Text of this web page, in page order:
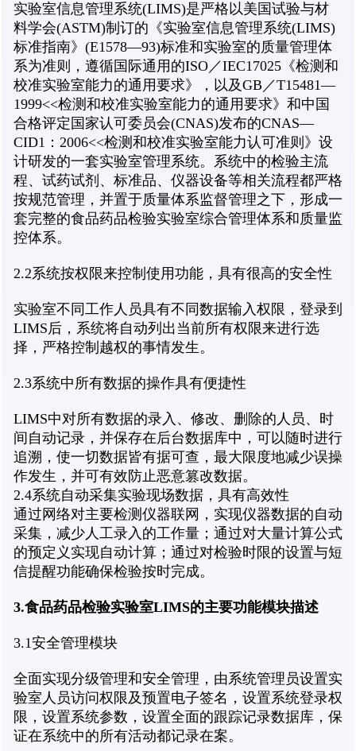
实验室信息管理系统(LIMS)是严格以美国试验与材
料学会(ASTM)制订的《实验室信息管理系统(LIMS)
标准指南》(E1578—93)标准和实验室的质量管理体
系为准则，遵循国际通用的ISO／IEC17025《检测和
校准实验室能力的通用要求》，以及GB／T15481—
1999<<检测和校准实验室能力的通用要求》和中国
合格评定国家认可委员会(CNAS)发布的CNAS—
CID1：2006<<检测和校准实验室能力认可准则》设
计研发的一套实验室管理系统。系统中的检验主流
程、试药试剂、标准品、仪器设备等相关流程都严格
按规范管理，并置于质量体系监督管理之下，形成一
套完整的食品药品检验实验室综合管理体系和质量监
控体系。
2.2系统按权限来控制使用功能，具有很高的安全性
实验室不同工作人员具有不同数据输入权限，登录到
LIMS后，系统将自动列出当前所有权限来进行选
择，严格控制越权的事情发生。
2.3系统中所有数据的操作具有便捷性
LIMS中对所有数据的录入、修改、删除的人员、时
间自动记录，并保存在后台数据库中，可以随时进行
追溯，使一切数据皆有据可查，最大限度地减少误操
作发生，并可有效防止恶意篡改数据。
2.4系统自动采集实验现场数据，具有高效性
通过网络对主要检测仪器联网，实现仪器数据的自动
采集，减少人工录入的工作量；通过对大量计算公式
的预定义实现自动计算；通过对检验时限的设置与短
信提醒功能确保检验按时完成。
3.食品药品检验实验室LIMS的主要功能模块描述
3.1安全管理模块
全面实现分级管理和安全管理，由系统管理员设置实
验室人员访问权限及预置电子签名，设置系统登录权
限，设置系统参数，设置全面的跟踪记录数据库，保
证在系统中的所有活动都记录在案。